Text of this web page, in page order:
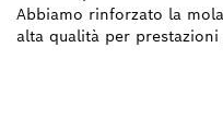
Abbiamo rinforzato la
alta qualità per